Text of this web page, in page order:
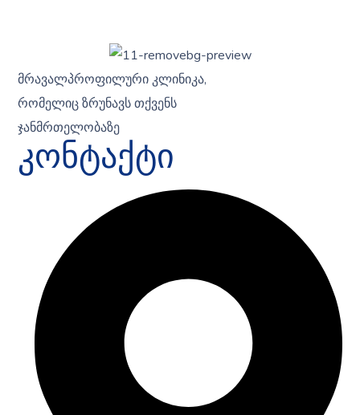
მრავალპროფილური კლინიკა,
რომელიც ზრუნავს თქვენს
ჯანმრთელობაზე
კონტაქტი